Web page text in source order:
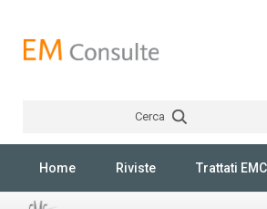
Cerca
Home Riviste Trattati EMC